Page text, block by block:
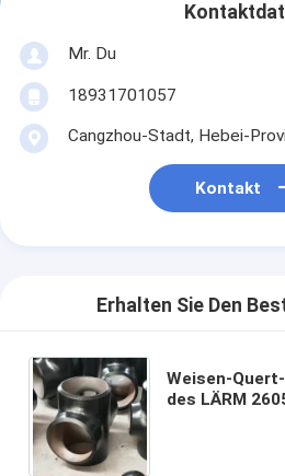
Mr. Du
18931701057
Cangzhou-Stadt, Hebei-
Kontakt
Erhalten Sie Den
Weisen-
des LÄRM